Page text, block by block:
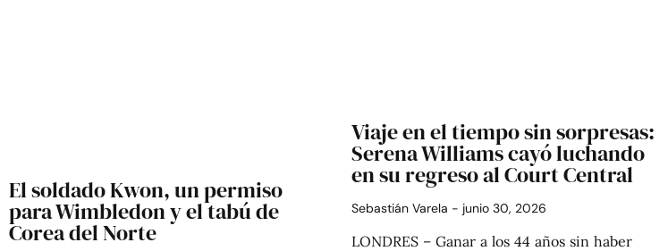
El soldado Kwon, un permiso
para Wimbledon y el tabú de
Corea del Norte
Viaje en el tiempo sin sorpresas:
Serena Williams cayó luchando
en su regreso al Court Central
Sebastián Varela junio 30, 2026
LONDRES – Ganar a los 44 años sin haber